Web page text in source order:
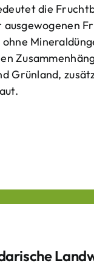
die
Grünland,